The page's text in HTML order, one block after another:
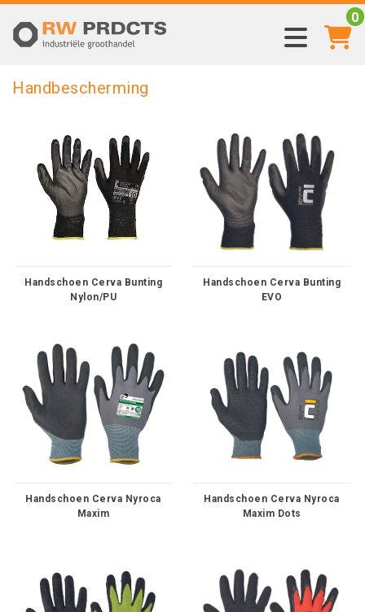
0
Handbescherming
Handschoen Cerva Bunting
Nylon/PU
Handschoen Cerva Bunting
EVO
Handschoen Cerva Nyroca
Maxim
Handschoen Cerva Nyroca
Maxim Dots